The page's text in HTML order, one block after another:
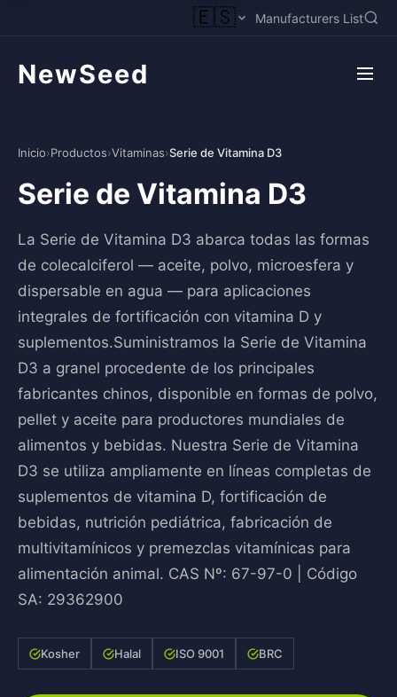
🇪🇸 Manufacturers List
NewSeed
Inicio›Productos›Vitaminas›Serie de Vitamina D3
Serie de Vitamina D3
La Serie de Vitamina D3 abarca todas las formas
de colecalciferol — aceite, polvo, microesfera y
dispersable en agua — para aplicaciones
integrales de fortificación con vitamina D y
suplementos.Suministramos la Serie de Vitamina
D3 a granel procedente de los principales
fabricantes chinos, disponible en formas de polvo,
pellet y aceite para productores mundiales de
alimentos y bebidas. Nuestra Serie de Vitamina
D3 se utiliza ampliamente en líneas completas de
suplementos de vitamina D, fortificación de
bebidas, nutrición pediátrica, fabricación de
multivitamínicos y premezclas vitamínicas para
alimentación animal. CAS Nº: 67-97-0 | Código
SA: 29362900
Kosher Halal ISO 9001 BRC